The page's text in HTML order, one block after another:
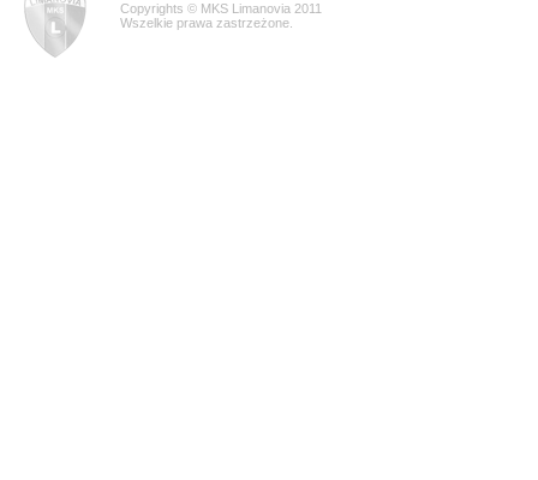
Copyrights © MKS Limanovia 2011
Wszelkie prawa zastrzeżone.